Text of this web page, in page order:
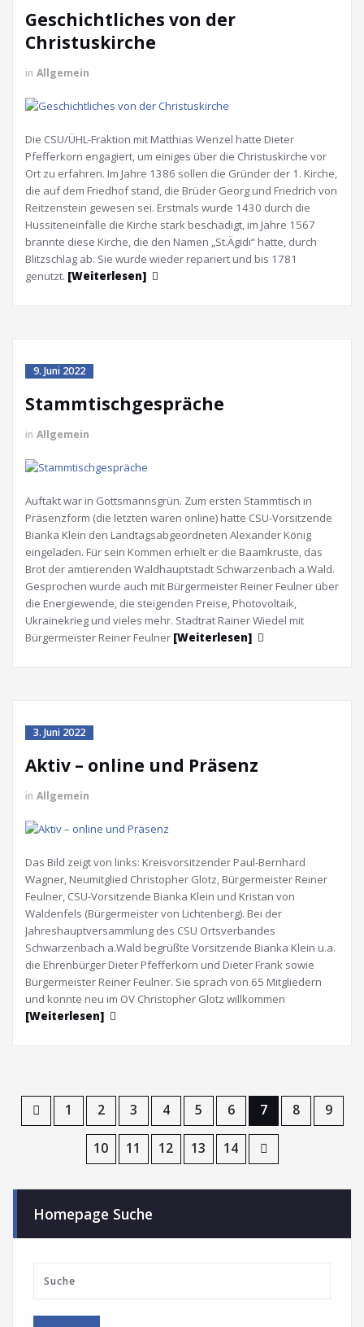
Geschichtliches von der
Christuskirche
in Allgemein
Die CSU/ÜHL-Fraktion mit Matthias Wenzel hatte Dieter
Pfefferkorn engagiert, um einiges über die Christuskirche vor
Ort zu erfahren. Im Jahre 1386 sollen die Gründer der 1. Kirche,
die auf dem Friedhof stand, die Brüder Georg und Friedrich von
Reitzenstein gewesen sei. Erstmals wurde 1430 durch die
Hussiteneinfälle die Kirche stark beschädigt, im Jahre 1567
brannte diese Kirche, die den Namen „St.Ägidi“ hatte, durch
Blitzschlag ab. Sie wurde wieder repariert und bis 1781
genutzt. [Weiterlesen]
9. Juni 2022
Stammtischgespräche
in Allgemein
Auftakt war in Gottsmannsgrün. Zum ersten Stammtisch in
Präsenzform (die letzten waren online) hatte CSU-Vorsitzende
Bianka Klein den Landtagsabgeordneten Alexander König
eingeladen. Für sein Kommen erhielt er die Baamkruste, das
Brot der amtierenden Waldhauptstadt Schwarzenbach a.Wald.
Gesprochen wurde auch mit Bürgermeister Reiner Feulner über
die Energiewende, die steigenden Preise, Photovoltaik,
Ukrainekrieg und vieles mehr. Stadtrat Rainer Wiedel mit
Bürgermeister Reiner Feulner [Weiterlesen]
3. Juni 2022
Aktiv – online und Präsenz
in Allgemein
Das Bild zeigt von links: Kreisvorsitzender Paul-Bernhard
Wagner, Neumitglied Christopher Glotz, Bürgermeister Reiner
Feulner, CSU-Vorsitzende Bianka Klein und Kristan von
Waldenfels (Bürgermeister von Lichtenberg). Bei der
Jahreshauptversammlung des CSU Ortsverbandes
Schwarzenbach a.Wald begrüßte Vorsitzende Bianka Klein u.a.
die Ehrenbürger Dieter Pfefferkorn und Dieter Frank sowie
Bürgermeister Reiner Feulner. Sie sprach von 65 Mitgliedern
und konnte neu im OV Christopher Glotz willkommen
[Weiterlesen]
1 2 3 4 5 6 7 8 9
10 11 12 13 14
Homepage Suche